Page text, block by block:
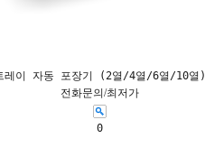
레이 자동 포장기 (2열/4열/6열/10열)
전화문의/최저가
0